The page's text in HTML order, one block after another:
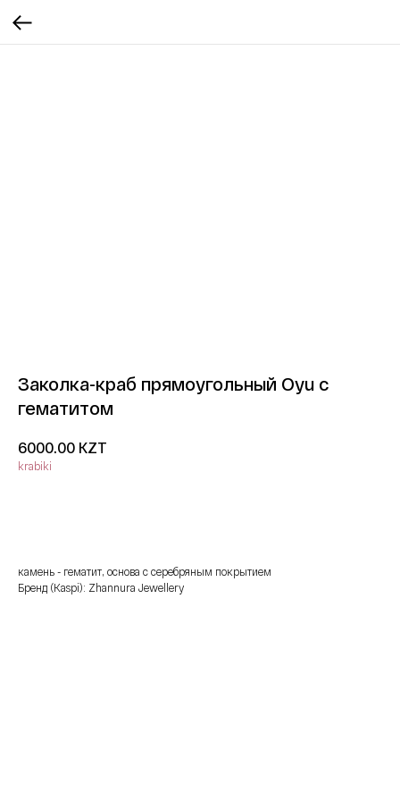
Заколка-краб прямоугольный Oyu с
гематитом
6000.00 KZT
krabiki
камень - гематит, основа с серебряным покрытием
Бренд (Kaspi): Zhannura Jewellery